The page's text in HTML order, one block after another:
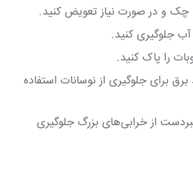
چک و در صورت نیاز تعویض کنید.
جلوگیری کنید.
را پاک کنید.
برای جلوگیری از نوسانات استفاده
از خرابی‌های بزرگ جلوگیری